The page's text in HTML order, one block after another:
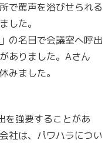
で罵声を浴びせられる
した。
の名目で会議室へ呼出
ありました。Aさん
みました。
を強要することがあ
社は、パワハラについ